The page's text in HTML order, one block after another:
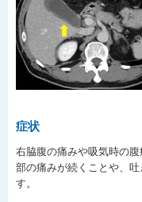
症状
右脇腹の痛みや吸気時の
部の痛みが続くことや、
す。